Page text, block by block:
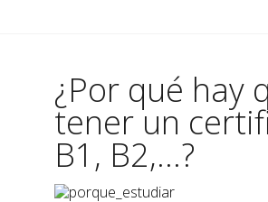
¿Por qué hay
tener un
B1, B2,...?